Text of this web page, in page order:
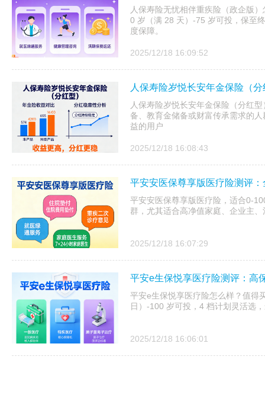
人保寿险无忧相伴重疾险（政企版
0 岁（满 28 天）-75 岁可投，保至
度保障。
2025/12/18 16:09:52
人保寿险岁悦长安年金保险（
人保寿险岁悦长安年金保险（分红
备、教育金储备或财富传承需求的
益的用户
2025/12/18 16:08:43
平安安医保尊享版医疗险测评
平安安医保尊享版医疗险，适合0-
群，尤其适合高净值家庭、企业主
2025/12/18 16:07:29
平安e生保悦享医疗险测评：高
平安e生保悦享医疗险怎么样？值得
日）-100 岁可投，4 档计划灵活选
2025/12/18 16:06:01